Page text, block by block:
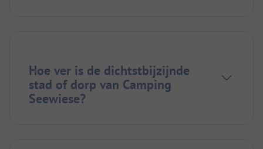
Hoe ver is de dichtstbijzijnde
stad of dorp van Camping
Seewiese?